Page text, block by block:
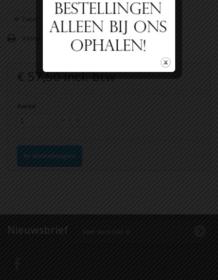
Tweet Delen Google+ Pinterest
Afdrukken
€ 57,50incl. btw
Aantal
In winkelwagen
Nieuwsbrief